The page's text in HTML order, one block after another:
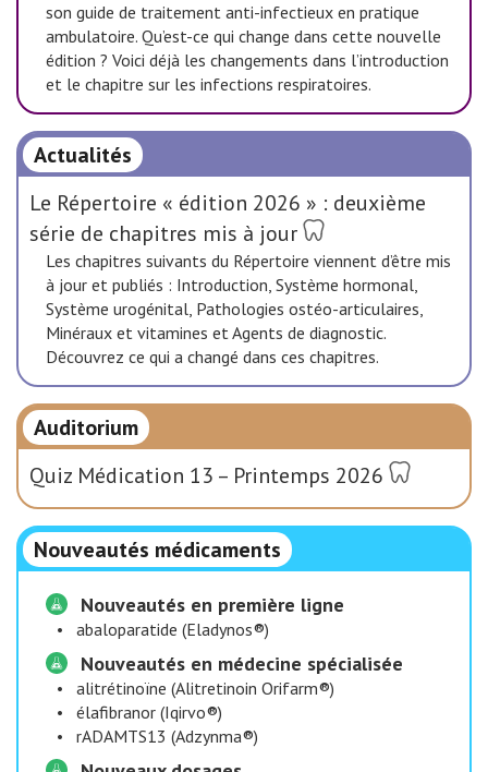
son guide de traitement anti-infectieux en pratique
ambulatoire. Qu’est-ce qui change dans cette nouvelle
édition ? Voici déjà les changements dans l’introduction
et le chapitre sur les infections respiratoires.
Actualités
Le Répertoire « édition 2026 » : deuxième
série de chapitres mis à jour
Les chapitres suivants du Répertoire viennent d’être mis
à jour et publiés : Introduction, Système hormonal,
Système urogénital, Pathologies ostéo-articulaires,
Minéraux et vitamines et Agents de diagnostic.
Découvrez ce qui a changé dans ces chapitres.
Auditorium
Quiz Médication 13 – Printemps 2026
Nouveautés médicaments
Nouveautés en première ligne
• abaloparatide (Eladynos®)
Nouveautés en médecine spécialisée
•
alitrétinoïne (Alitretinoin Orifarm®)
•
élafibranor (Iqirvo®)
•
rADAMTS13 (Adzynma®)